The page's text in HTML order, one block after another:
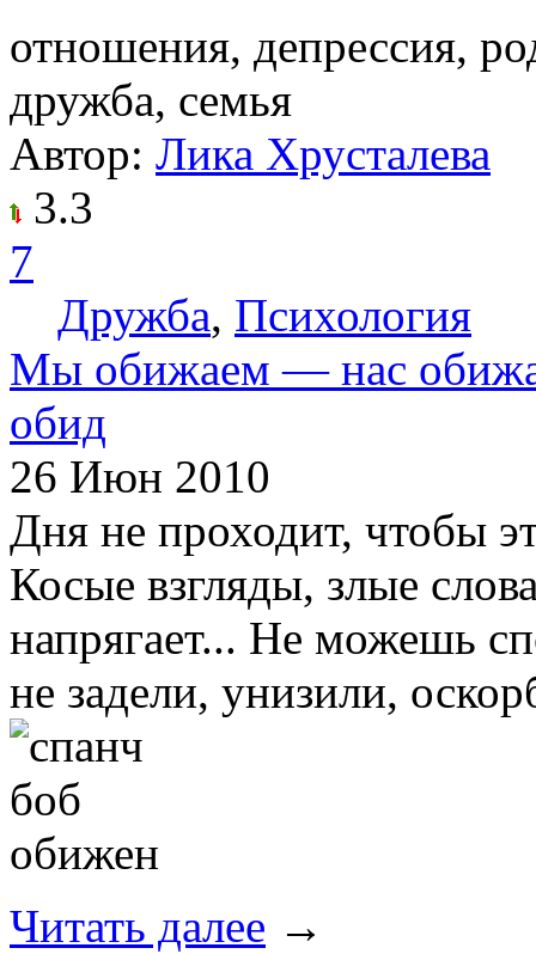
отношения, депрессия,
дружба, семья
Автор: Лика Хрусталева
3.3
7
Дружба, Психология
Мы обижаем — нас
обид
26 Июн 2010
Дня не проходит, чтобы
Косые взгляды, злые
напрягает... Не можешь
не задели, унизили,
Читать далее →